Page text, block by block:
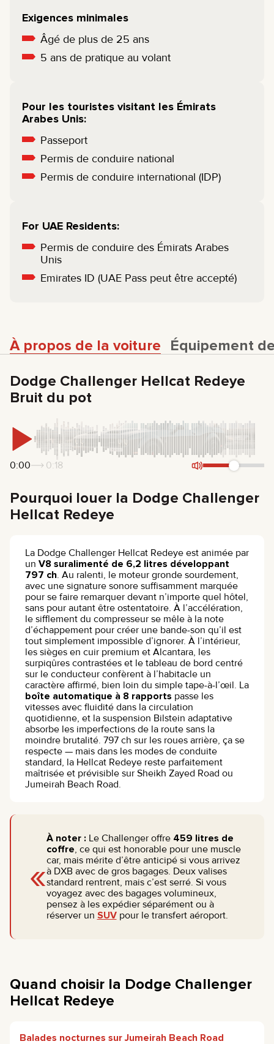
Exigences minimales
Âgé de plus de 25 ans
5 ans de pratique au volant
Pour les touristes visitant les Émirats
Arabes Unis:
Passeport
Permis de conduire national
Permis de conduire international (IDP)
For UAE Residents:
Permis de conduire des Émirats Arabes
Unis
Emirates ID (UAE Pass peut être accepté)
À propos de la voiture
Équipement
Dodge Challenger Hellcat Redeye
Bruit du pot
0:00 0:18
Pourquoi louer la Dodge Challenger
Hellcat Redeye
La Dodge Challenger Hellcat Redeye est animée par
un V8 suralimenté de 6,2 litres développant
797 ch. Au ralenti, le moteur gronde sourdement,
avec une signature sonore suffisamment marquée
pour se faire remarquer devant n’importe quel hôtel,
sans pour autant être ostentatoire. À l’accélération,
le sifflement du compresseur se mêle à la note
d’échappement pour créer une bande-son qu’il est
tout simplement impossible d’ignorer. À l’intérieur,
les sièges en cuir premium et Alcantara, les
surpiqûres contrastées et le tableau de bord centré
sur le conducteur confèrent à l’habitacle un
caractère affirmé, bien loin du simple tape-à-l’œil. La
boîte automatique à 8 rapports passe les
vitesses avec fluidité dans la circulation
quotidienne, et la suspension Bilstein adaptative
absorbe les imperfections de la route sans la
moindre brutalité. 797 ch sur les roues arrière, ça se
respecte — mais dans les modes de conduite
standard, la Hellcat Redeye reste parfaitement
maîtrisée et prévisible sur Sheikh Zayed Road ou
Jumeirah Beach Road.
«
À noter : Le Challenger offre 459 litres de
coffre, ce qui est honorable pour une muscle
car, mais mérite d’être anticipé si vous arrivez
à DXB avec de gros bagages. Deux valises
standard rentrent, mais c’est serré. Si vous
voyagez avec des bagages volumineux,
pensez à les expédier séparément ou à
réserver un SUVpour le transfert aéroport.
Quand choisir la Dodge Challenger
Hellcat Redeye
Balades nocturnes sur Jumeirah Beach Road